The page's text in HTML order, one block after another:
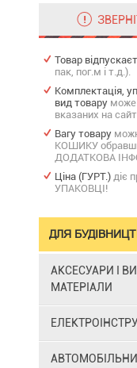
Товар
пак, пог.м і т.д.).
Комплектація,
вид товару може
вказаних на
Вагу товару
КОШИКУ
ДОДАТКОВА
Ціна (ГУРТ.) діє
УПАКОВЦІ!
ДЛЯ
АКСЕСУАРИ І
МАТЕРІАЛИ